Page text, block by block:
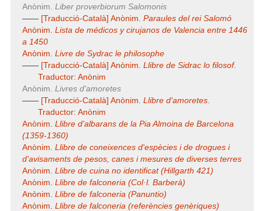
Anònim. Liber proverbiorum Salomonis
—— [Traducció-Català] Anònim. Paraules del rei Salomó
Anònim. Lista de médicos y cirujanos de Valencia entre 1446
a 1450
Anònim. Livre de Sydrac le philosophe
—— [Traducció-Català] Anònim. Llibre de Sidrac lo filosof.
Traductor: Anònim
Anònim. Livres d'amoretes
—— [Traducció-Català] Anònim. Llibre d'amoretes.
Traductor: Anònim
Anònim. Llibre d'albarans de la Pia Almoina de Barcelona
(1359-1360)
Anònim. Llibre de coneixences d'espècies i de drogues i
d'avisaments de pesos, canes i mesures de diverses terres
Anònim. Llibre de cuina no identificat (Hillgarth 421)
Anònim. Llibre de falconeria (Col·l. Barberà)
Anònim. Llibre de falconeria (Panuntio)
Anònim. Llibre de falconeria (referències genèriques)